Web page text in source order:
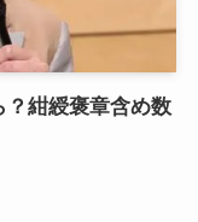
？紺綬褒章含め数